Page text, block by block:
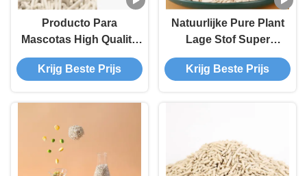
Producto Para
Mascotas High Quality
OEM/ODM Manufacturer
Supplier Scented Tofu
Krijg Beste Prijs
Natuurlijke Pure Plant
Lage Stof Super
Klontvormende Niet-
Plakkende Bodem
Krijg Beste Prijs